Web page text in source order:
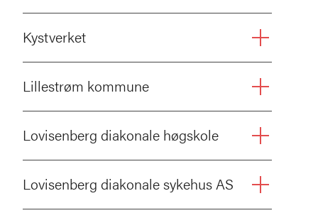
Kystverket
Lillestrøm kommune
Lovisenberg diakonale høgskole
Lovisenberg diakonale sykehus AS